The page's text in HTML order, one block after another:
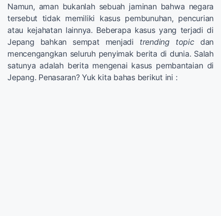
Namun, aman bukanlah sebuah jaminan bahwa negara
tersebut tidak memiliki kasus pembunuhan, pencurian
atau kejahatan lainnya. Beberapa kasus yang terjadi di
Jepang bahkan sempat menjadi trending topic dan
mencengangkan seluruh penyimak berita di dunia. Salah
satunya adalah berita mengenai kasus pembantaian di
Jepang. Penasaran? Yuk kita bahas berikut ini :